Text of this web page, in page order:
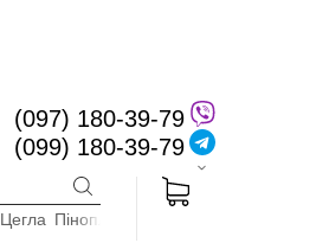
Цегла Пінопласт
(097) 180-39-79
(099) 180-39-79